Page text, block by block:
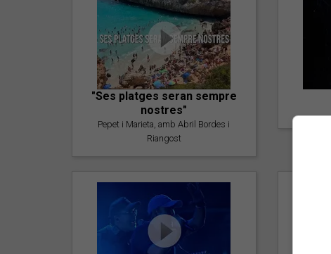
"Ses platges seran sempre
nostres"
Pepet i Marieta, amb Abril Bordes i
Riangost